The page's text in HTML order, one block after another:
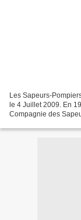
Les Sapeurs-Pompiers d'Halluin
le 4 Juillet 2009. En 1980 : Devant la caserne, rue Abbé Bonpain... la 12ème
Compagnie des